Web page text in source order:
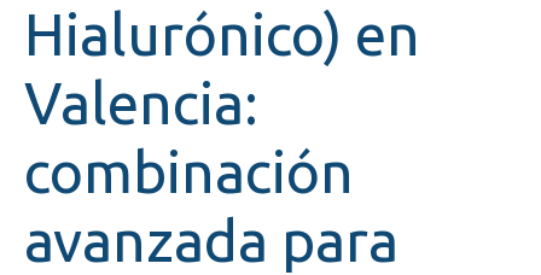
Hialurónico) en
Valencia:
combinación
avanzada para